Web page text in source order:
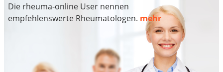
Die rheuma-online User nennen
empfehlenswerte Rheumatologen. mehr